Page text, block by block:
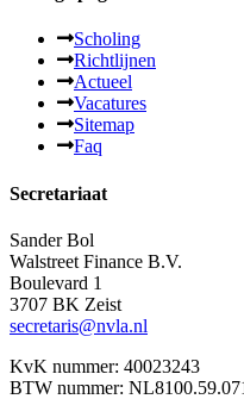
Scholing
Richtlijnen
Actueel
Vacatures
Sitemap
Faq
Secretariaat
Sander Bol
Walstreet Finance B.V.
Boulevard 1
3707 BK Zeist
secretaris@nvla.nl
KvK nummer: 40023243
BTW nummer: